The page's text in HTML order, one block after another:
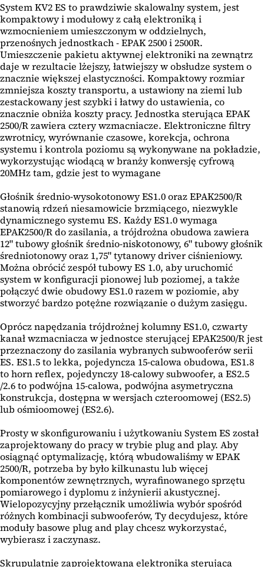
System KV2 ES to prawdziwie skalowalny system, jest
kompaktowy i modułowy z całą elektroniką i
wzmocnieniem umieszczonym w oddzielnych,
przenośnych jednostkach - EPAK 2500 i 2500R.
Umieszczenie pakietu aktywnej elektroniki na zewnątrz
daje w rezultacie lżejszy, łatwiejszy w obsłudze system o
znacznie większej elastyczności. Kompaktowy rozmiar
zmniejsza koszty transportu, a ustawiony na ziemi lub
zestackowany jest szybki i łatwy do ustawienia, co
znacznie obniża koszty pracy. Jednostka sterująca EPAK
2500/R zawiera cztery wzmacniacze. Elektroniczne filtry
zwrotnicy, wyrównanie czasowe, korekcja, ochrona
systemu i kontrola poziomu są wykonywane na pokładzie,
wykorzystując wiodącą w branży konwersję cyfrową
20MHz tam, gdzie jest to wymagane
Głośnik średnio-wysokotonowy ES1.0 oraz EPAK2500/R
stanowią rdzeń niesamowicie brzmiącego, niezwykle
dynamicznego systemu ES. Każdy ES1.0 wymaga
EPAK2500/R do zasilania, a trójdrożna obudowa zawiera
12" tubowy głośnik średnio-niskotonowy, 6" tubowy głośnik
średniotonowy oraz 1,75" tytanowy driver ciśnieniowy.
Można obrócić zespół tubowy ES 1.0, aby uruchomić
system w konfiguracji pionowej lub poziomej, a także
połączyć dwie obudowy ES1.0 razem w poziomie, aby
stworzyć bardzo potężne rozwiązanie o dużym zasięgu.
Oprócz napędzania trójdrożnej kolumny ES1.0, czwarty
kanał wzmacniacza w jednostce sterującej EPAK2500/R jest
przeznaczony do zasilania wybranych subwooferów serii
ES. ES1.5 to lekka, pojedyncza 15-calowa obudowa, ES1.8
to horn reflex, pojedynczy 18-calowy subwoofer, a ES2.5
/2.6 to podwójna 15-calowa, podwójna asymetryczna
konstrukcja, dostępna w wersjach czteroomowej (ES2.5)
lub ośmioomowej (ES2.6).
Prosty w skonfigurowaniu i użytkowaniu System ES został
zaprojektowany do pracy w trybie plug and play. Aby
osiągnąć optymalizację, którą wbudowaliśmy w EPAK
2500/R, potrzeba by było kilkunastu lub więcej
komponentów zewnętrznych, wyrafinowanego sprzętu
pomiarowego i dyplomu z inżynierii akustycznej.
Wielopozycyjny przełącznik umożliwia wybór spośród
różnych kombinacji subwooferów, Ty decydujesz, które
moduły basowe plug and play chcesz wykorzystać,
wybierasz i zaczynasz.
Skrupulatnie zaprojektowana elektronika sterująca